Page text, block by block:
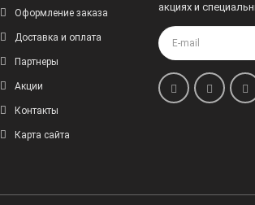
Оформление заказа
Доставка и оплата
Партнеры
Акции
Контакты
Карта сайта
акциях и